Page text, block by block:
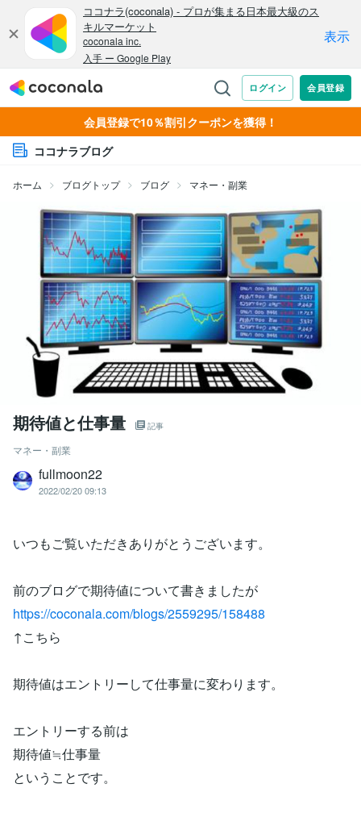
会員登録で10％割引クーポンを獲得！
ココナラブログ
ホーム ブログトップ ブログ マネー・副業
期待値と仕事量 記事
マネー・副業
fullmoon22
2022/02/20 09:13
いつもご覧いただきありがとうございます。
前のブログで期待値について書きましたが
https://coconala.com/blogs/2559295/158488
↑こちら
期待値はエントリーして仕事量に変わります。
エントリーする前は
期待値≒仕事量
ということです。